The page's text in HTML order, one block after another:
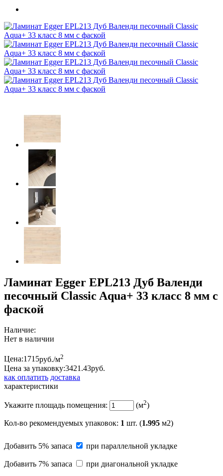
Ламинат Egger EPL213 Дуб Валенди
песочный Classic Aqua+ 33 класс 8 мм с
фаской
Наличие:
Нет в наличии
Цена:1715руб./м2
Цена за упаковку:3421.43руб.
как оплатить доставка
характеристики
Укажите площадь помещения: (м2)
Кол-во рекомендуемых упаковок: 1 шт. (1.995 м2)
Добавить 5% запаса при параллельной укладке
Добавить 7% запаса
при диагональной укладке